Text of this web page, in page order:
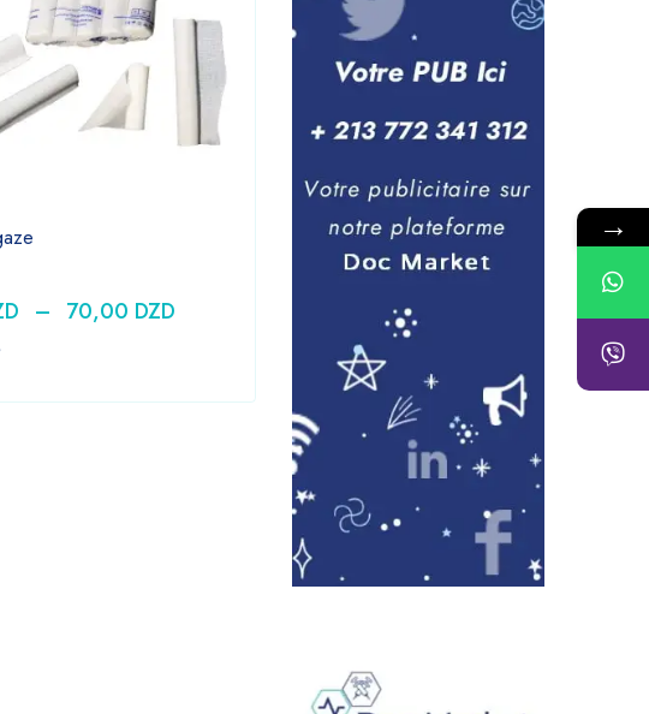
– 70,00 DZD
Laboratoire ,Medical
Seringue 10CC PRONTO
DZDPrix HT :
→